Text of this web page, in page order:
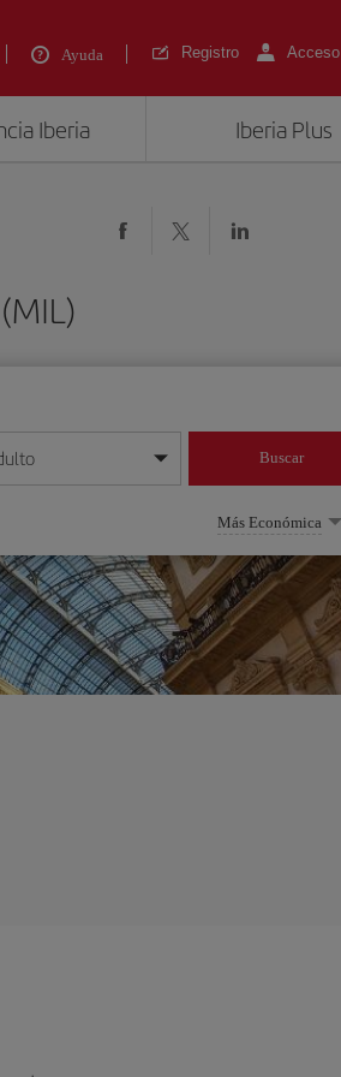
Ayuda Registro Acceso
Iberia Iberia Plus
mes/año
Buscar
Más Económica